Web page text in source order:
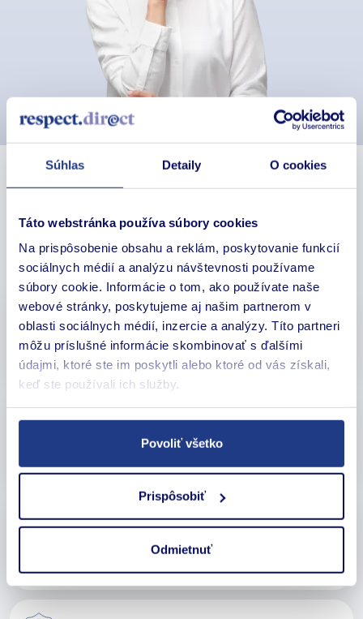
Súhlas Detaily O cookies
Táto webstránka používa súbory cookies
Na prispôsobenie obsahu a reklám, poskytovanie funkcií
sociálnych médií a analýzu návštevnosti používame
súbory cookie. Informácie o tom, ako používate naše
webové stránky, poskytujeme aj našim partnerom v
oblasti sociálnych médií, inzercie a analýzy. Títo partneri
môžu príslušné informácie skombinovať s ďalšími
údajmi, ktoré ste im poskytli alebo ktoré od vás získali,
keď ste používali ich služby.
Povoliť všetko
Prispôsobiť
Odmietnuť
Prečo sa poistiť u
AUTOPREDAJCU?
AUTOPREDAJCA vie vyriešiť všetko na mieste.
Získate cenovo najvýhodnejšie poistenie.